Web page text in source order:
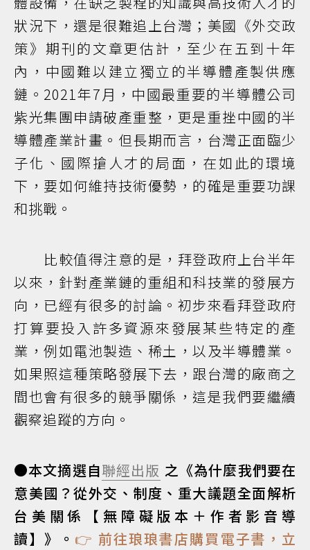
狀況下，還是很難追上台灣；美國《外交政
策》期刊的文章更估計，至少在五到十年
內，中國難以建立獨立的半導體產製供應
鏈。2021年7月，中國最重要的半導體公司
紫光集團申請破產重整，更是重挫中國的半
導體產業計畫。但長期而言，台灣正面臨少
子化、國際搶人才的局面，在如此的環境
下，要如何維持技術優勢，的確是重要功課
和挑戰。
比較值得注意的是，拜登政府上台半年
以來，針對產業鏈的重組和科技業的發展方
向，已經有很多的討論。初步來看拜登政府
打算要投入許多資源來發展某些特定的產
業，例如電池製造、稀土，以及半導體業。
如果照這種策略發展下去，跟台灣的廠商之
間也會有很多的競爭關係，這是我們要繼續
觀察追蹤的方向。
●本文摘選自聯經出版 之《為什麼我們要在
意美國？從外交、制度、重大議題全面解析
台美關係【無障礙版本＋作者影音導
讀】》。 👉 前往琅琅書店購買電子書，立